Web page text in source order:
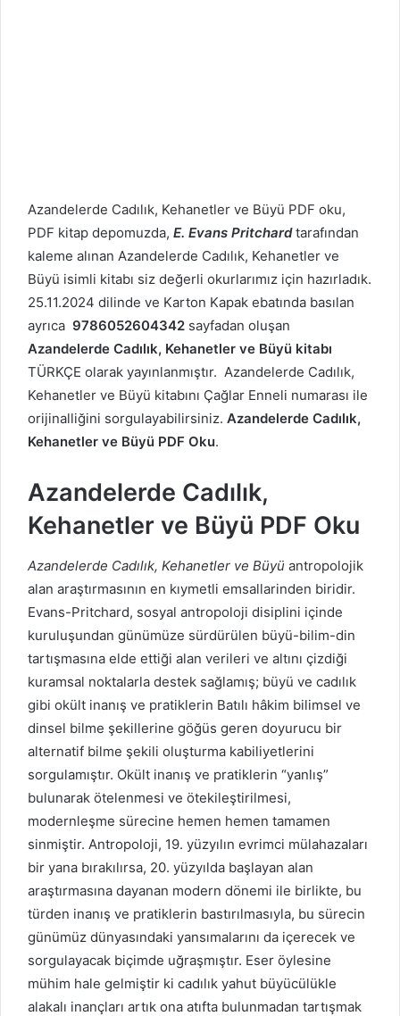
Azandelerde Cadılık, Kehanetler ve Büyü PDF oku,
PDF kitap depomuzda, E. Evans Pritchardtarafından
kaleme alınan Azandelerde Cadılık, Kehanetler ve
Büyü isimli kitabı siz değerli okurlarımız için hazırladık.
25.11.2024 dilinde ve Karton Kapak ebatında basılan
ayrıca 9786052604342 sayfadan oluşan
Azandelerde Cadılık, Kehanetler ve Büyü kitabı
TÜRKÇE olarak yayınlanmıştır. Azandelerde Cadılık,
Kehanetler ve Büyü kitabını Çağlar Enneli numarası ile
orijinalliğini sorgulayabilirsiniz. Azandelerde Cadılık,
Kehanetler ve Büyü PDF Oku.
Azandelerde Cadılık,
Kehanetler ve Büyü PDF Oku
Azandelerde Cadılık, Kehanetler ve Büyü antropolojik
alan araştırmasının en kıymetli emsallarinden biridir.
Evans-Pritchard, sosyal antropoloji disiplini içinde
kuruluşundan günümüze sürdürülen büyü-bilim-din
tartışmasına elde ettiği alan verileri ve altını çizdiği
kuramsal noktalarla destek sağlamış; büyü ve cadılık
gibi okült inanış ve pratiklerin Batılı hâkim bilimsel ve
dinsel bilme şekillerine göğüs geren doyurucu bir
alternatif bilme şekili oluşturma kabiliyetlerini
sorgulamıştır. Okült inanış ve pratiklerin “yanlış”
bulunarak ötelenmesi ve ötekileştirilmesi,
modernleşme sürecine hemen hemen tamamen
sinmiştir. Antropoloji, 19. yüzyılın evrimci mülahazaları
bir yana bırakılırsa, 20. yüzyılda başlayan alan
araştırmasına dayanan modern dönemi ile birlikte, bu
türden inanış ve pratiklerin bastırılmasıyla, bu sürecin
günümüz dünyasındaki yansımalarını da içerecek ve
sorgulayacak biçimde uğraşmıştır. Eser öylesine
mühim hale gelmiştir ki cadılık yahut büyücülükle
alakalı inançları artık ona atıfta bulunmadan tartışmak